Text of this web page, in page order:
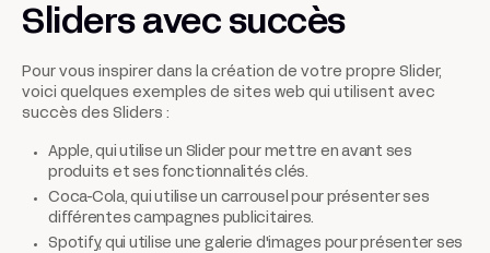
Sliders avec succès
Pour vous inspirer dans la création de votre propre Slider,
voici quelques exemples de sites web qui utilisent avec
succès des Sliders :
Apple, qui utilise un Slider pour mettre en avant ses
produits et ses fonctionnalités clés.
Coca-Cola, qui utilise un carrousel pour présenter ses
différentes campagnes publicitaires.
Spotify, qui utilise une galerie d'images pour présenter ses